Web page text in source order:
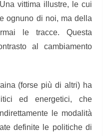
vittima illustre, le cui
ognuno di noi, ma della
le tracce. Questa
al cambiamento
(forse più di altri) ha
ed energetici, che
le modalità
definite le politiche di